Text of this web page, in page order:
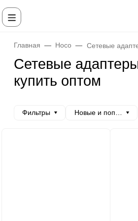
Главная Hoco Сетевые
Сетевые
купить оптом
Фильтры Новые и